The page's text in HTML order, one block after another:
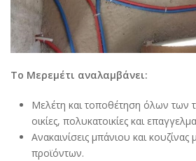
Το Μερεμέτι αναλαμβάνει:
Μελέτη και τοποθέτηση όλων των
οικίες, πολυκατοικίες και
Ανακαινίσεις μπάνιου και
προϊόντων.